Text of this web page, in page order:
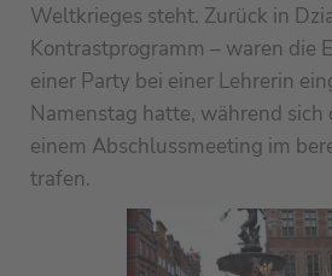
Weltkrieges steht. Zurück in
Kontrastprogramm – waren die
einer Party bei einer Lehrerin
Namenstag hatte, während sich
einem Abschlussmeeting im
trafen.